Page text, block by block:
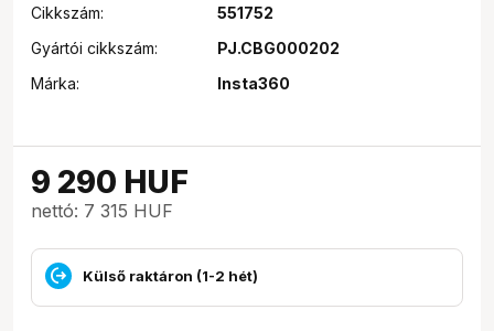
Cikkszám:
551752
Gyártói cikkszám:
PJ.CBG000202
Márka:
Insta360
9 290 HUF
nettó: 7 315 HUF
Külső raktáron (1-2 hét)